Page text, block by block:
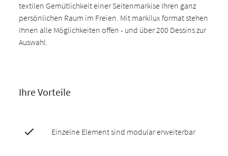
textilen Gemütlichkeit einer Seitenmarkise Ihren ganz
persönlichen Raum im Freien. Mit markilux format stehen
Ihnen alle Möglichkeiten offen - und über 200 Dessins zur
Auswahl.
Ihre Vorteile
Einzelne Element sind modular erweiterbar